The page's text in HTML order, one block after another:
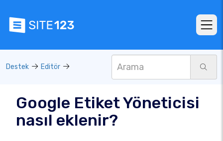
Destek Editör
Google Etiket Yöneticisi
nasıl eklenir?